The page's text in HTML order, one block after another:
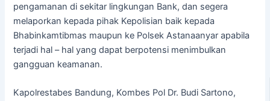
pengamanan di sekitar lingkungan Bank, dan segera
melaporkan kepada pihak Kepolisian baik kepada
Bhabinkamtibmas maupun ke Polsek Astanaanyar apabila
terjadi hal – hal yang dapat berpotensi menimbulkan
gangguan keamanan.
Kapolrestabes Bandung, Kombes Pol Dr. Budi Sartono,